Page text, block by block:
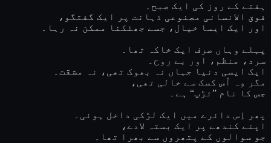
ہفتے کے روز کی ایک صبح۔
فوق الانسانی مصنوعی ذہانت پر ایک گفتگو،
اور ایک ایسا خیال، جسے جھٹکنا ممکن نہ رہا۔
پہلے وہاں صرف ایک خاکہ تھا۔
سرد، منظم، اور بے روح۔
ایک ایسی دنیا جہاں نہ بھوک تھی، نہ مشقت۔
مگر وہ اُس کسک سے خالی تھی،
جس کا نام ”تڑپ“ ہے۔
پھر اِس دائرے میں ایک لڑکی داخل ہوئی۔
اپنے کندھے پر ایک بستہ لادے،
جو سوالوں کے پتھروں سے بھرا تھا۔